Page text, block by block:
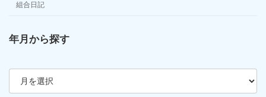
組合日記
年月から探す
ア